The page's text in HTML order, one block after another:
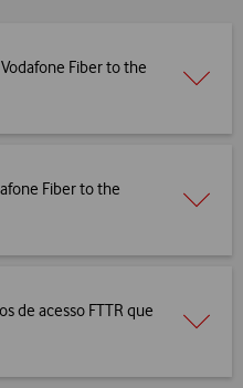
Fiber to the
Fiber to the
de acesso FTTR que